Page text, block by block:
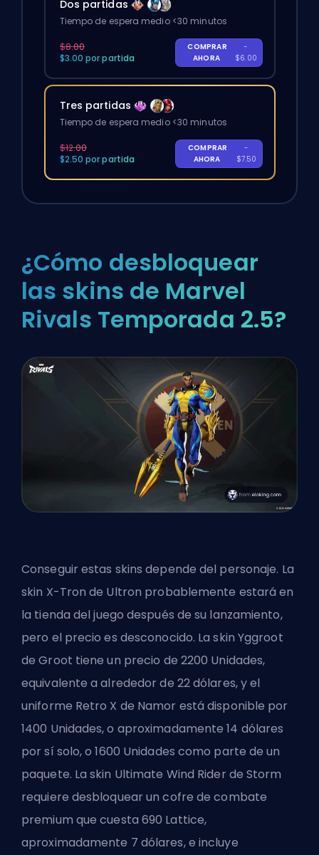
Dos partidas
Tiempo de espera medio <30 minutos
$8.00
$3.00 por partida
COMPRAR
AHORA
-
$6.00
Tres partidas
Tiempo de espera medio <30 minutos
$12.00
$2.50 por partida
COMPRAR
AHORA
-
$7.50
¿Cómo desbloquear
las skins de Marvel
Rivals Temporada 2.5?
Conseguir estas skins depende del personaje. La
skin X-Tron de Ultron probablemente estará en
la tienda del juego después de su lanzamiento,
pero el precio es desconocido. La skin Yggroot
de Groot tiene un precio de 2200 Unidades,
equivalente a alrededor de 22 dólares, y el
uniforme Retro X de Namor está disponible por
1400 Unidades, o aproximadamente 14 dólares
por sí solo, o 1600 Unidades como parte de un
paquete. La skin Ultimate Wind Rider de Storm
requiere desbloquear un cofre de combate
premium que cuesta 690 Lattice,
aproximadamente 7 dólares, e incluye